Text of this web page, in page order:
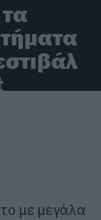
με μεγάλα